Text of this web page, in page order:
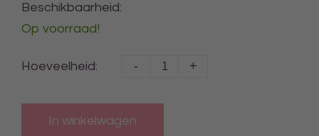
Beschikbaarheid:
Op voorraad!
Hoeveelheid: - +
In winkelwagen